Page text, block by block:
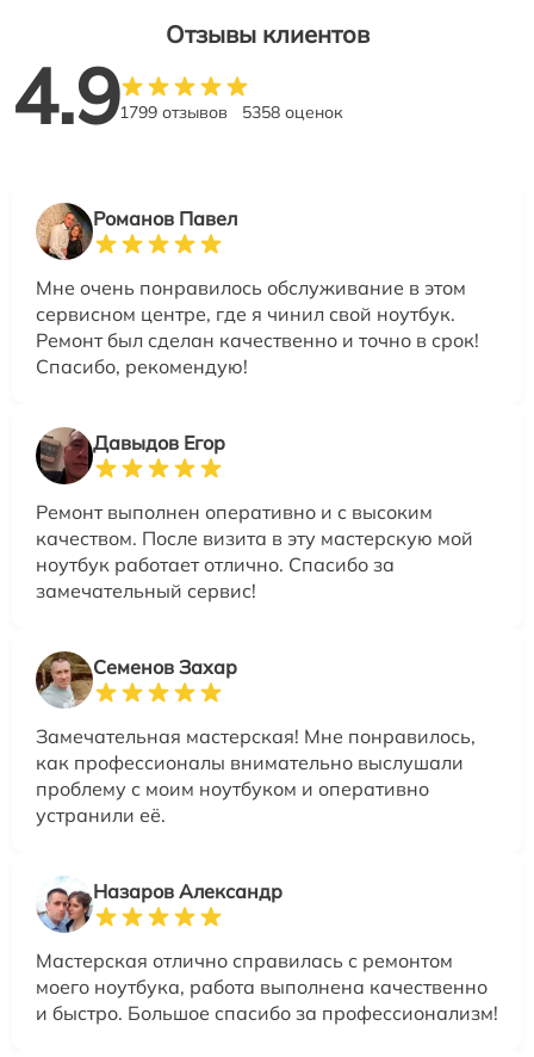
Отзывы клиентов
4.91799 отзывов 5358 оценок
Романов Павел
Мне очень понравилось обслуживание в этом
сервисном центре, где я чинил свой ноутбук.
Ремонт был сделан качественно и точно в срок!
Спасибо, рекомендую!
Давыдов Егор
Ремонт выполнен оперативно и с высоким
качеством. После визита в эту мастерскую мой
ноутбук работает отлично. Спасибо за
замечательный сервис!
Семенов Захар
Замечательная мастерская! Мне понравилось,
как профессионалы внимательно выслушали
проблему с моим ноутбуком и оперативно
устранили её.
Назаров Александр
Мастерская отлично справилась с ремонтом
моего ноутбука, работа выполнена качественно
и быстро. Большое спасибо за профессионализм!